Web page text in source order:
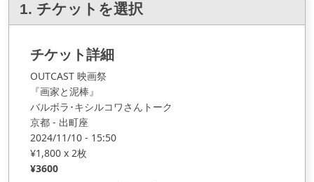
1. チケットを選択
チケット詳細
OUTCAST 映画祭
『画家と泥棒』
バルボラ･キシルコワさんトーク
京都 - 出町座
2024/11/10 - 15:50
¥1,800 x 2枚
¥3600